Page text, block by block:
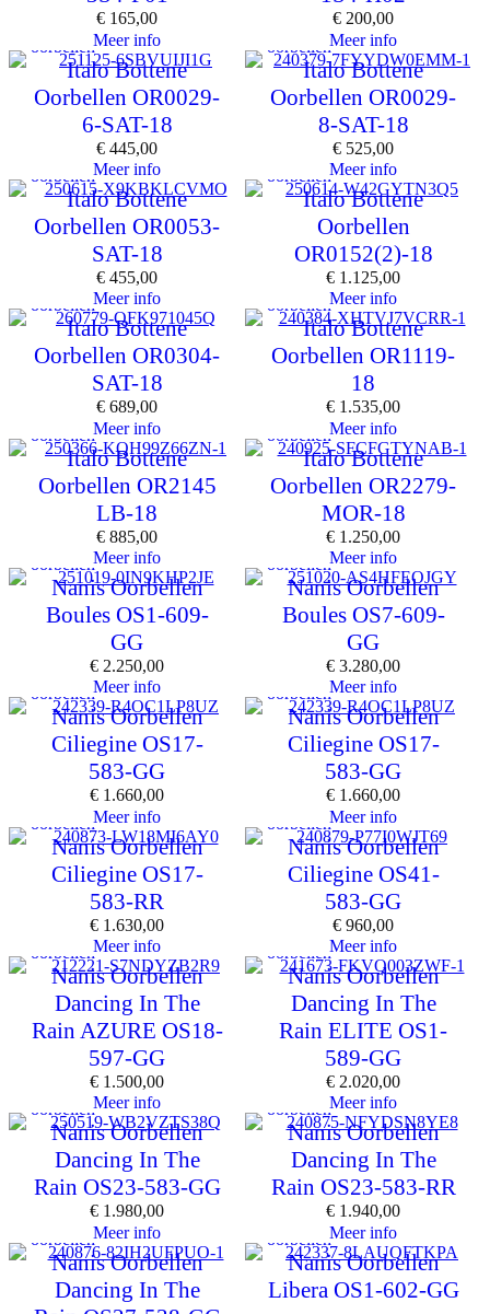
€ 165,00
Meer info
€ 200,00
Meer info
oorbellen
Italo Bottene
Oorbellen OR0029-
6-SAT-18
€ 445,00
Meer info
oorbellen
Italo Bottene
Oorbellen OR0029-
8-SAT-18
€ 525,00
Meer info
oorbellen
Italo Bottene
Oorbellen OR0053-
SAT-18
€ 455,00
Meer info
oorbellen
Italo Bottene
Oorbellen
OR0152(2)-18
€ 1.125,00
Meer info
oorbellen
Italo Bottene
Oorbellen OR0304-
SAT-18
€ 689,00
Meer info
oorbellen
Italo Bottene
Oorbellen OR1119-
18
€ 1.535,00
Meer info
oorbellen
Italo Bottene
Oorbellen OR2145
LB-18
€ 885,00
Meer info
oorbellen
Italo Bottene
Oorbellen OR2279-
MOR-18
€ 1.250,00
Meer info
oorbellen
Nanis Oorbellen
Boules OS1-609-
GG
€ 2.250,00
Meer info
oorbellen
Nanis Oorbellen
Boules OS7-609-
GG
€ 3.280,00
Meer info
oorbellen
Nanis Oorbellen
Ciliegine OS17-
583-GG
€ 1.660,00
Meer info
oorbellen
Nanis Oorbellen
Ciliegine OS17-
583-GG
€ 1.660,00
Meer info
oorbellen
Nanis Oorbellen
Ciliegine OS17-
583-RR
€ 1.630,00
Meer info
oorbellen
Nanis Oorbellen
Ciliegine OS41-
583-GG
€ 960,00
Meer info
oorbellen
Nanis Oorbellen
Dancing In The
Rain AZURE OS18-
597-GG
€ 1.500,00
Meer info
oorbellen
Nanis Oorbellen
Dancing In The
Rain ELITE OS1-
589-GG
€ 2.020,00
Meer info
oorbellen
Nanis Oorbellen
Dancing In The
Rain OS23-583-GG
€ 1.980,00
Meer info
oorbellen
Nanis Oorbellen
Dancing In The
Rain OS23-583-RR
€ 1.940,00
Meer info
oorbellen
Nanis Oorbellen
Dancing In The
oorbellen
Nanis Oorbellen
Libera OS1-602-GG